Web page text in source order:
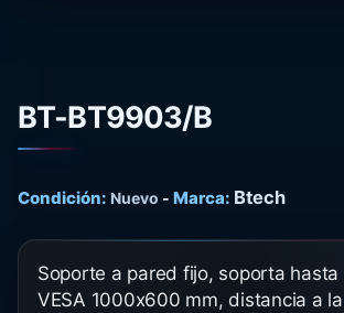
BT-BT9903/B
Condición: Nuevo - Marca: Btech
Soporte a pared fijo, soporta hasta
VESA 1000x600 mm, distancia a